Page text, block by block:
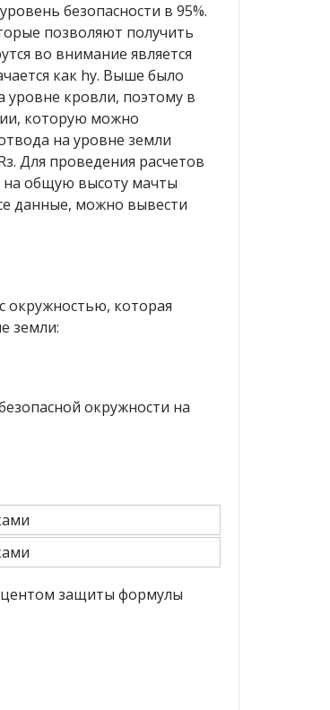
безопасности в 95%.
позволяют получить
во внимание является
как hy. Выше было
уровне кровли, поэтому в
которую можно
на уровне земли
Для проведения расчетов
на общую высоту мачты
данные, можно вывести
окружностью, которая
земли:
окружности на
защиты формулы